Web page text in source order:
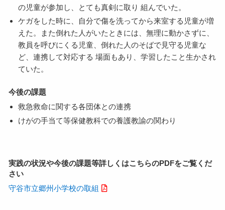
の児童が参加し、とても真剣に取り 組んでいた。
ケガをした時に、自分で傷を洗ってから来室する児童が増
えた。また倒れた人がいたときには、無理に動かさずに、
教員を呼びにくる児童、倒れた人のそばで見守る児童な
ど、連携して対応する 場面もあり、学習したこと生かされ
ていた。
今後の課題
救急救命に関する各団体との連携
けがの手当て等保健教科での養護教諭の関わり
実践の状況や今後の課題等詳しくはこちらのPDFをご覧くだ
さい
守谷市立郷州小学校の取組